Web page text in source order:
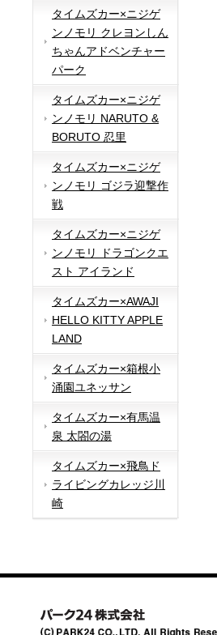
タイムズカー×ニジゲ
ンノモリ クレヨンしん
ちゃんアドベンチャー
パーク
タイムズカー×ニジゲ
ンノモリ NARUTO &
BORUTO 忍里
タイムズカー×ニジゲ
ンノモリ ゴジラ迎撃作
戦
タイムズカー×ニジゲ
ンノモリ ドラゴンクエ
スト アイランド
タイムズカー×AWAJI
HELLO KITTY APPLE
LAND
タイムズカー×箱根小
涌園ユネッサン
タイムズカー×有馬温
泉 太閤の湯
タイムズカー×飛鳥ド
ライビングカレッジ川
崎